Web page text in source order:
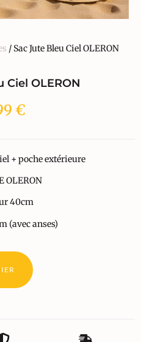
/ Sac Jute Bleu Ciel OLERON
Ciel OLERON
€
+ poche extérieure
OLERON
40cm
(avec anses)